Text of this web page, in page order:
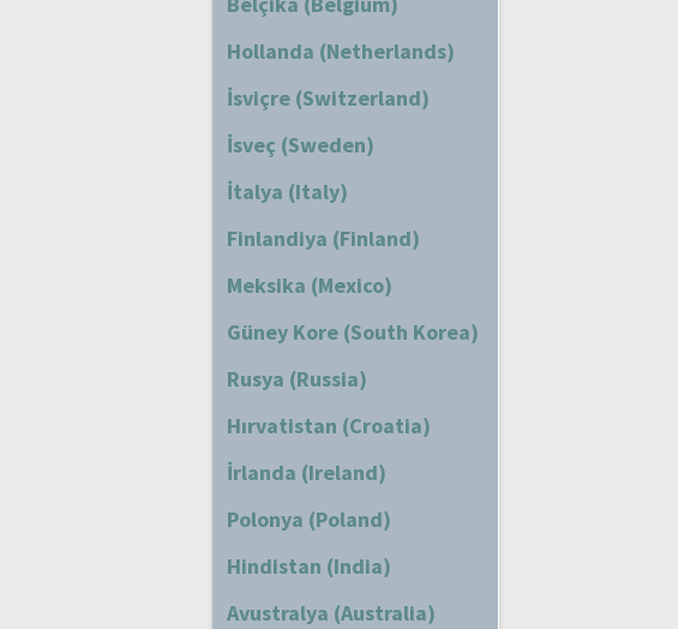
Hollanda (Netherlands)
İsviçre (Switzerland)
İsveç (Sweden)
İtalya (Italy)
Finlandiya (Finland)
Meksika (Mexico)
Güney Kore (South Korea)
Rusya (Russia)
Hırvatistan (Croatia)
İrlanda (Ireland)
Polonya (Poland)
Hindistan (India)
Avustralya (Australia)